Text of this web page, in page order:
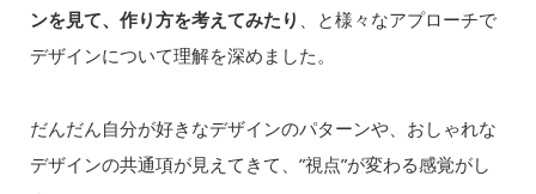
ンを見て、作り方を考えてみたり 、と様々なアプローチで
デザインについて理解を深めました。
だんだん自分が好きなデザインのパターンや、おしゃれな
デザインの共通項が見えてきて、”視点”が変わる感覚がし